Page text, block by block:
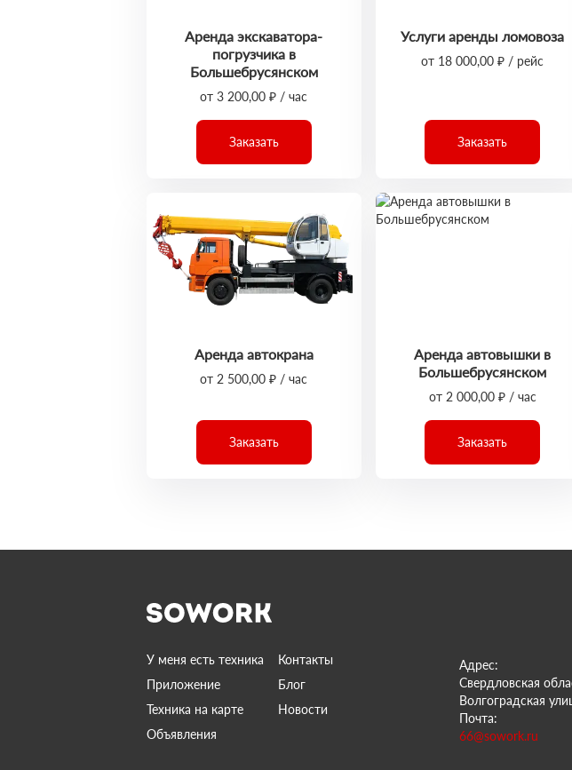
Аренда экскаватора-
погрузчика в
Большебрусянском
от 3 200,00 ₽ / час
Заказать
Услуги аренды ломовоза
от 18 000,00 ₽ / рейс
Заказать
Аренда автокрана
от 2 500,00 ₽ / час
Заказать
Аренда автовышки в
Большебрусянском
от 2 000,00 ₽ / час
Заказать
У меня есть техника
Контакты
Приложение
Блог
Техника на карте
Новости
Объявления
Адрес:
Свердловская
Волгоградская
Почта:
66@sowork.ru